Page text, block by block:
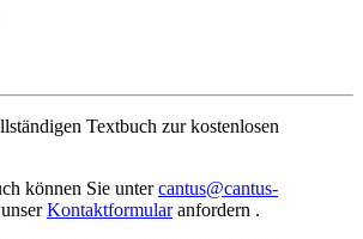
Textbuch zur kostenlosen
können Sie untercantus@cantus-
Kontaktformularanfordern .